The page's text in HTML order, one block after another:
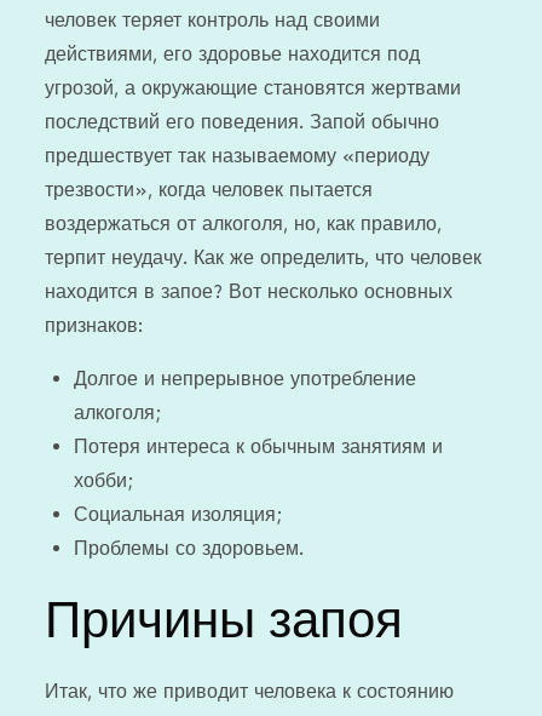
человек теряет контроль над своими
действиями, его здоровье находится под
угрозой, а окружающие становятся жертвами
последствий его поведения. Запой обычно
предшествует так называемому «периоду
трезвости», когда человек пытается
воздержаться от алкоголя, но, как правило,
терпит неудачу. Как же определить, что человек
находится в запое? Вот несколько основных
признаков:
Долгое и непрерывное употребление
алкоголя;
Потеря интереса к обычным занятиям и
хобби;
Социальная изоляция;
Проблемы со здоровьем.
Причины запоя
Итак, что же приводит человека к состоянию